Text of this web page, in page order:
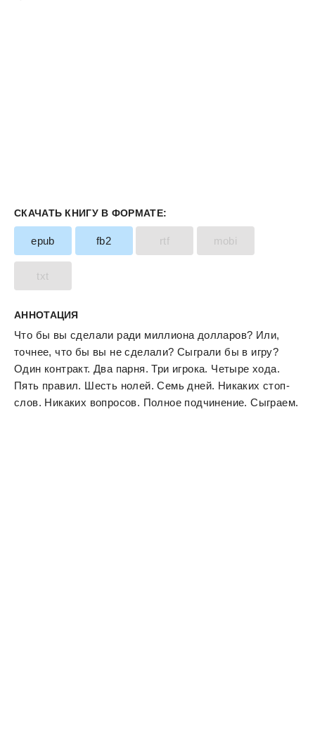
СКАЧАТЬ КНИГУ В ФОРМАТЕ:
epub fb2 rtf mobi
txt
АННОТАЦИЯ
Что бы вы сделали ради миллиона долларов? Или,
точнее, что бы вы не сделали? Сыграли бы в игру?
Один контракт. Два парня. Три игрока. Четыре хода.
Пять правил. Шесть нолей. Семь дней. Никаких стоп-
слов. Никаких вопросов. Полное подчинение. Сыграем.